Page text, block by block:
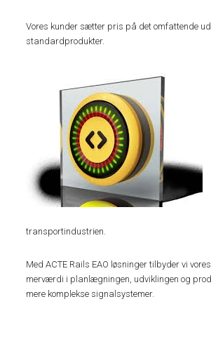
Vores kunder sætter pris på det omfattende
standardprodukter.
transportindustrien.
Med ACTE Rails EAO løsninger tilbyder vi
merværdi i planlægningen, udviklingen og
mere komplekse signalsystemer.